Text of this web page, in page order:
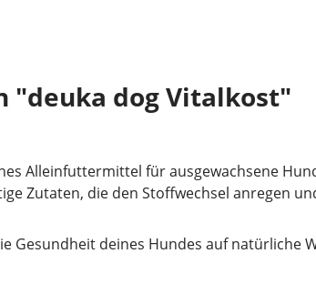
dog Vitalkost"
Alleinfuttermittel für ausgewachsene
Zutaten, die den Stoffwechsel anregen
Gesundheit deines Hundes auf natürliche